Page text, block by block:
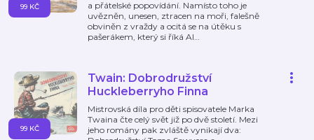
a přátelské popovídání. Namísto toho je
uvězněn, unesen, ztracen na moři, falešně
obviněn z vraždy a ocitá se na útěku s
pašerákem, který si říká Al…
99 KČ
Twain: Dobrodružství
Huckleberryho Finna
Mistrovská díla pro děti spisovatele Marka
Twaina čte celý svět již po dvě století. Mezi
jeho romány pak zvláště vynikají dva:
99 KČ